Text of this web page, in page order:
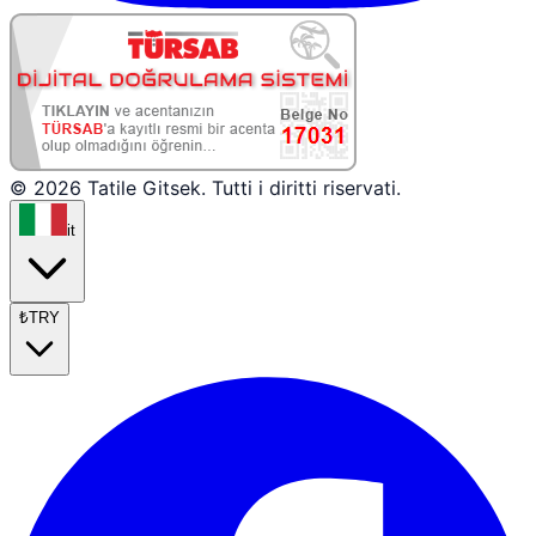
© 2026 Tatile Gitsek. Tutti i diritti riservati.
it
₺TRY